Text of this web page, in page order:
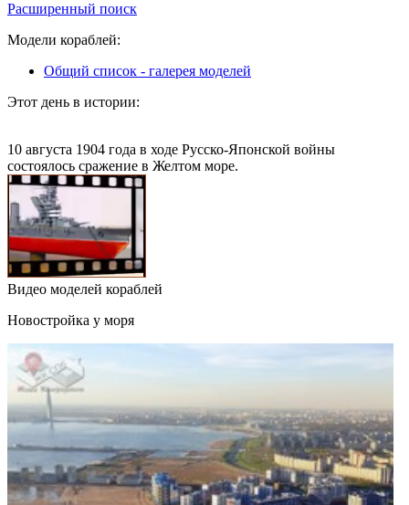
Расширенный поиск
Модели кораблей:
Общий список - галерея моделей
Этот день в истории:
10 августа 1904 года в ходе Русско-Японской войны
состоялось сражение в Желтом море.
Видео моделей кораблей
Новостройка у моря